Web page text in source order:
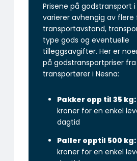
Prisene på godstransport i
varierer avhengig av flere
transportavstand,
type gods og eventuelle
tilleggsavgifter. Her er
på godstransportpriser fra
transportører i Nesna:
Pakker opp til 35 kg:
kroner for en enkel
dagtid
Paller opptil 500 kg:
kroner for en enkel